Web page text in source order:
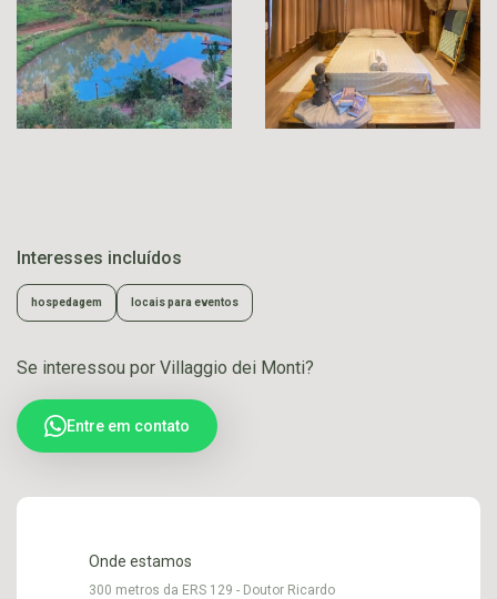
Interesses incluídos
hospedagem locais para eventos
Se interessou por Villaggio dei Monti?
Entre em contato
Onde estamos
300 metros da ERS 129 - Doutor Ricardo